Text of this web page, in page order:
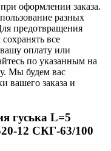
оформлении заказа.
разных
предотвращения
все
оплату или
по указанным на
Мы будем вас
вашего заказа и
гуська L=5
12 СКГ-63/100